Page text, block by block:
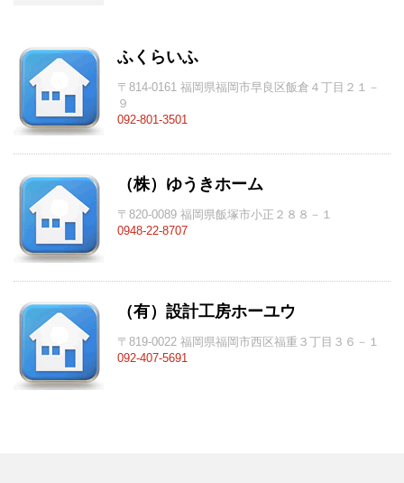
ふくらいふ
〒814-0161 福岡県福岡市早良区飯倉４丁目２１－
９
092-801-3501
（株）ゆうきホーム
〒820-0089 福岡県飯塚市小正２８８－１
0948-22-8707
（有）設計工房ホーユウ
〒819-0022 福岡県福岡市西区福重３丁目３６－１
092-407-5691